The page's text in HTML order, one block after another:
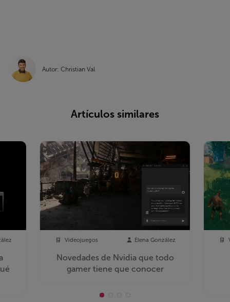
Autor: Christian Val
Artículos similares
Videojuegos Elena González
Novedades de Nvidia que todo
gamer tiene que conocer